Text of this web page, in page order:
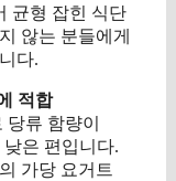
균형 잡힌 식단
않는 분들에게
다.
적합
류 함량이
낮은 편입니다.
가당 요거트